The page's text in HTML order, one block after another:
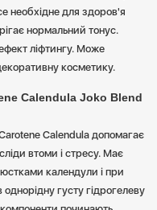
необхідне для здоров'я
нормальний тонус.
ліфтингу. Може
косметику.
Calendula Joko Blend
Calendula допомагає
втоми і стресу. Має
календули і при
густу гідрогелеву